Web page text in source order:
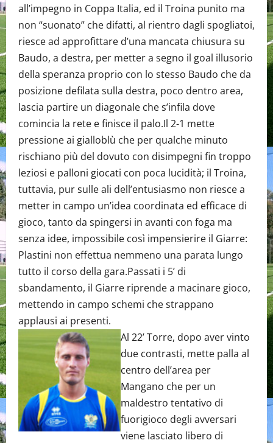
all’impegno in Coppa Italia, ed il Troina punito ma
non “suonato” che difatti, al rientro dagli spogliatoi,
riesce ad approfittare d’una mancata chiusura su
Baudo, a destra, per metter a segno il goal illusorio
della speranza proprio con lo stesso Baudo che da
posizione defilata sulla destra, poco dentro area,
lascia partire un diagonale che s’infila dove
comincia la rete e finisce il palo.Il 2-1 mette
pressione ai gialloblù che per qualche minuto
rischiano più del dovuto con disimpegni fin troppo
leziosi e palloni giocati con poca lucidità; il Troina,
tuttavia, pur sulle ali dell’entusiasmo non riesce a
metter in campo un’idea coordinata ed efficace di
gioco, tanto da spingersi in avanti con foga ma
senza idee, impossibile così impensierire il Giarre:
Plastini non effettua nemmeno una parata lungo
tutto il corso della gara.Passati i 5’ di
sbandamento, il Giarre riprende a macinare gioco,
mettendo in campo schemi che strappano
applausi ai presenti.
Al 22’ Torre, dopo aver vinto
due contrasti, mette palla al
centro dell’area per
Mangano che per un
maldestro tentativo di
fuorigioco degli avversari
viene lasciato libero di